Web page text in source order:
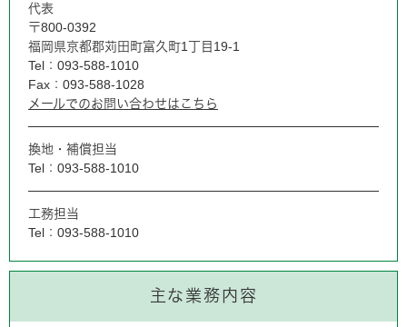
代表
〒800-0392
福岡県京都郡苅田町富久町1丁目19-1
Tel：093-588-1010
Fax：093-588-1028
メールでのお問い合わせはこちら
換地・補償担当
Tel：093-588-1010
工務担当
Tel：093-588-1010
主な業務内容